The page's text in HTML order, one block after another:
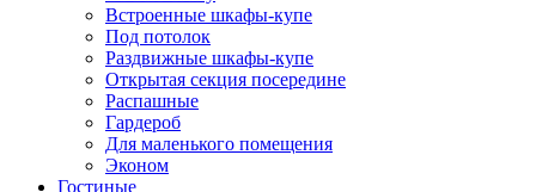
Встроенные шкафы-купе
Под потолок
Раздвижные шкафы-купе
Открытая секция посередине
Распашные
Гардероб
Для маленького помещения
Эконом
Гостиные